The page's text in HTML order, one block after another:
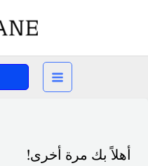
أهلاً بك مرة أخرى!